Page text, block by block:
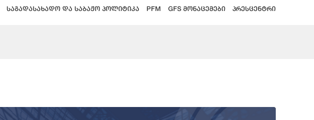
საგადასახადო და საბაჟო პოლიტიკა PFM GFS მონაცემები პრესცენტრი